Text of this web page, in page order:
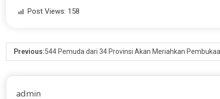
Post Views: 158
Previous:544 Pemuda dari 34 Provinsi Akan Meriahkan
admin